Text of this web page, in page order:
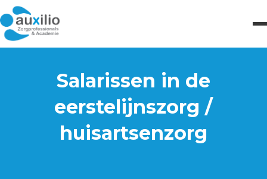
Salarissen in de
eerstelijnszorg /
huisartsenzorg